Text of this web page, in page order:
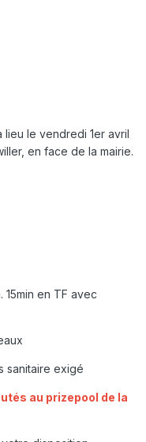
lieu le vendredi 1er avril
en face de la mairie.
15min en TF avec
sanitaire exigé
au prizepool de la